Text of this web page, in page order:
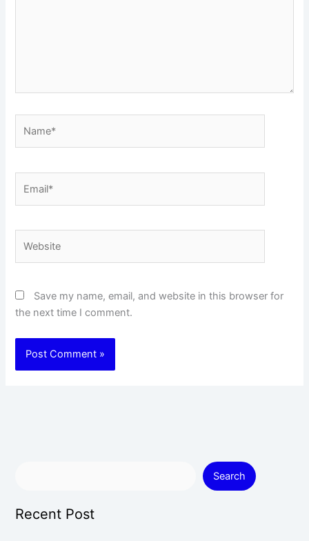
Save my name, email, and website in this browser for
the next time I comment.
Search
Recent Post